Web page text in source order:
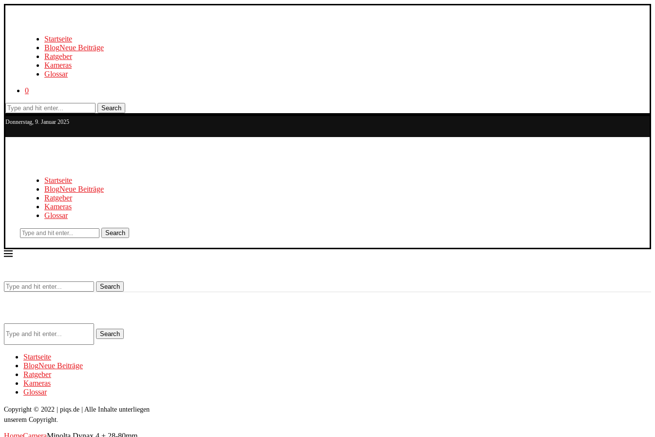
Startseite
BlogNeue Beiträge
Ratgeber
Kameras
Glossar
0
Search
Donnerstag, 9. Januar 2025
Startseite
BlogNeue Beiträge
Ratgeber
Kameras
Glossar
Search
Search
Search
Startseite
BlogNeue Beiträge
Ratgeber
Kameras
Glossar
Copyright © 2022 | piqs.de | Alle Inhalte unterliegen
unserem Copyright.